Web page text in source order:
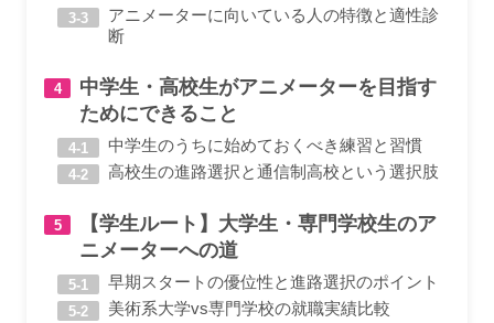
アニメーターに向いている人の特徴と適性診
断
中学生・高校生がアニメーターを目指す
ためにできること
中学生のうちに始めておくべき練習と習慣
高校生の進路選択と通信制高校という選択肢
【学生ルート】大学生・専門学校生のア
ニメーターへの道
早期スタートの優位性と進路選択のポイント
美術系大学vs専門学校の就職実績比較